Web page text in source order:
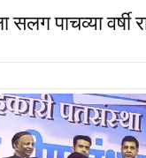
पाचव्या वर्षी